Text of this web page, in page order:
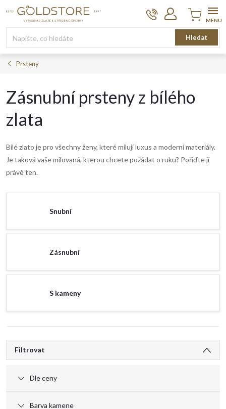
Hledat
Nákupní
košík
Prsteny
Zásnubní prsteny z bílého
zlata
Bílé zlato je pro všechny ženy, které milují luxus a moderní materiály.
Je taková vaše milovaná, kterou chcete požádat o ruku? Pořiďte jí
právě ten.
Snubní
Zásnubní
S kameny
Filtrovat
Dle ceny
Barva kamene
V